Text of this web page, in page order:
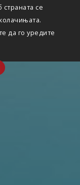
се
да го уредите